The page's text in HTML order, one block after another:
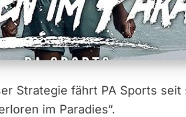
Strategie fährt PA Sports
im Paradies“.